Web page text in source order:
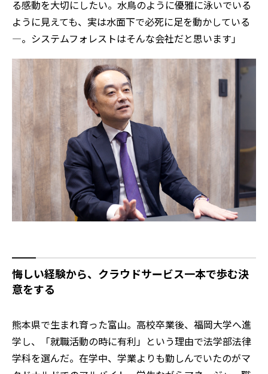
る感動を大切にしたい。水鳥のように優雅に泳いでいる
ように見えても、実は水面下で必死に足を動かしている
―。システムフォレストはそんな会社だと思います」
悔しい経験から、クラウドサービス一本で歩む決
意をする
熊本県で生まれ育った富山。高校卒業後、福岡大学へ進
学し、「就職活動の時に有利」という理由で法学部法律
学科を選んだ。在学中、学業よりも勤しんでいたのがマ